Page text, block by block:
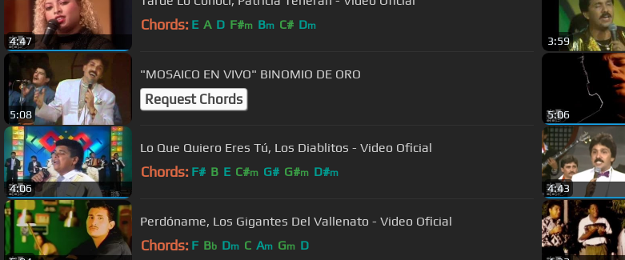
4:47
Chords: E A D F#m Bm C# Dm
3:59
5:08
"MOSAICO EN VIVO" BINOMIO DE ORO
Request Chords
5:06
4:06
Lo Que Quiero Eres Tú, Los Diablitos - Video Oficial
Chords: F# B E C#m G# G#m D#m
4:43
Perdóname, Los Gigantes Del Vallenato - Video Oficial
Chords: F Bb Dm C Am Gm D